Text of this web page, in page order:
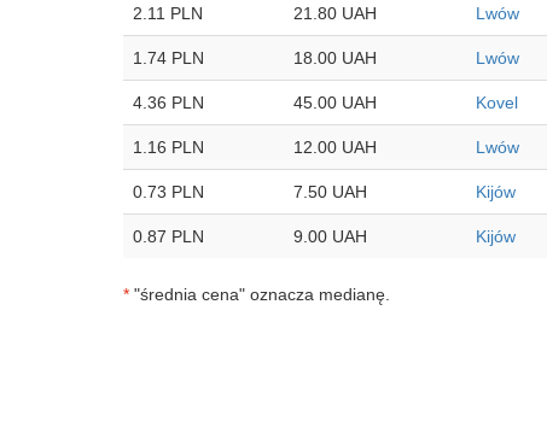
2.11 PLN 21.80 UAH Lwów
1.74 PLN 18.00 UAH Lwów
4.36 PLN 45.00 UAH Kovel
1.16 PLN 12.00 UAH Lwów
0.73 PLN 7.50 UAH Kijów
0.87 PLN 9.00 UAH Kijów
* "średnia cena" oznacza medianę.